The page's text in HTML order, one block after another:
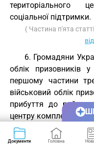
територіального
соціальної підтримки.
( Частина п'ята
6. Громадяни
облік призовників
першому частини
військовий облік
прибуття до
центру
( Частина шоста
від 09.01.2025
)(
Документи Головна